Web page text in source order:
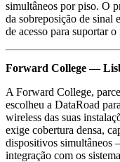
simultâneos por piso. O
da sobreposição de sinal
de acesso para suportar
Forward College —
A Forward College,
escolheu a DataRoad
wireless das suas
exige cobertura densa,
dispositivos simultâneos
integração com os